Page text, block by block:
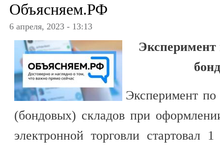
Объясняем.РФ
6 апреля, 2023 - 13:13
Эксперимент
Эксперимент
(бондовых) складов при
электронной торговли стартовал